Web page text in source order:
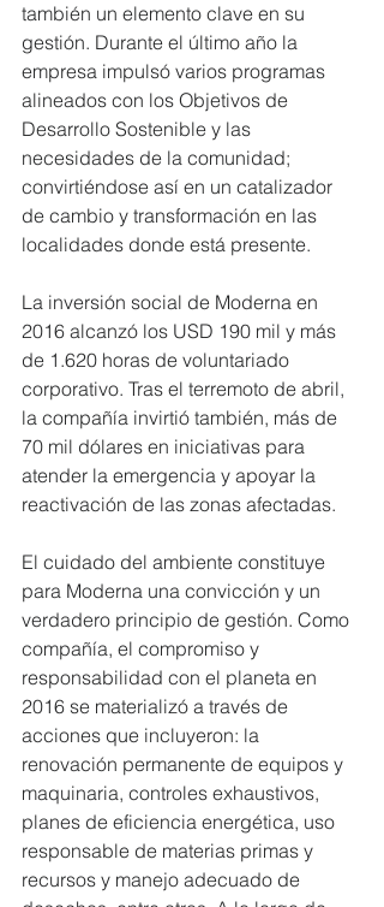
también un elemento clave en su
gestión. Durante el último año la
empresa impulsó varios programas
alineados con los Objetivos de
Desarrollo Sostenible y las
necesidades de la comunidad;
convirtiéndose así en un catalizador
de cambio y transformación en las
localidades donde está presente.
La inversión social de Moderna en
2016 alcanzó los USD 190 mil y más
de 1.620 horas de voluntariado
corporativo. Tras el terremoto de abril,
la compañía invirtió también, más de
70 mil dólares en iniciativas para
atender la emergencia y apoyar la
reactivación de las zonas afectadas.
El cuidado del ambiente constituye
para Moderna una convicción y un
verdadero principio de gestión. Como
compañía, el compromiso y
responsabilidad con el planeta en
2016 se materializó a través de
acciones que incluyeron: la
renovación permanente de equipos y
maquinaria, controles exhaustivos,
planes de eficiencia energética, uso
responsable de materias primas y
recursos y manejo adecuado de